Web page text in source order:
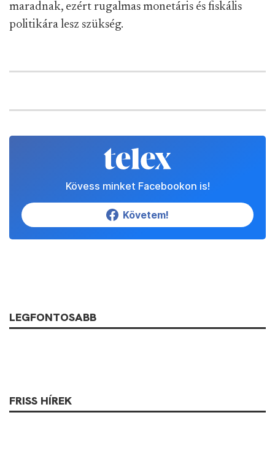
maradnak, ezért rugalmas monetáris és fiskális
politikára lesz szükség.
Kövess minket Facebookon is!
Követem!
LEGFONTOSABB
FRISS HÍREK